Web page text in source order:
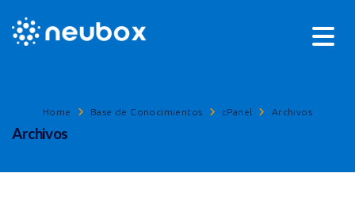
Home Base de Conocimientos cPanel Archivos
Archivos